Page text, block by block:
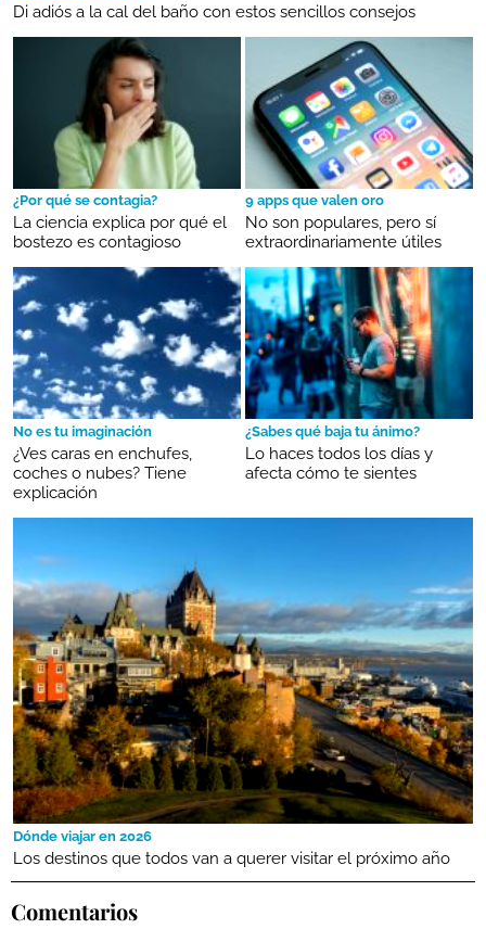
Di adiós a la cal del baño con estos sencillos consejos
¿Por qué se contagia?
La ciencia explica por qué el
bostezo es contagioso
9 apps que valen oro
No son populares, pero sí
extraordinariamente útiles
No es tu imaginación
¿Ves caras en enchufes,
coches o nubes? Tiene
explicación
¿Sabes qué baja tu ánimo?
Lo haces todos los días y
afecta cómo te sientes
Dónde viajar en 2026
Los destinos que todos van a querer visitar el próximo año
Comentarios